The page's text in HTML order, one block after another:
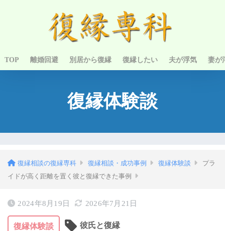
TOP 離婚回避 別居から復縁 復縁したい 夫が浮気 妻が
復縁体験談
復縁相談の復縁専科 復縁相談・成功事例 復縁体験談
プラ
イドが高く距離を置く彼と復縁できた事例
2024年8月19日 2026年7月21日
復縁体験談 彼氏と復縁